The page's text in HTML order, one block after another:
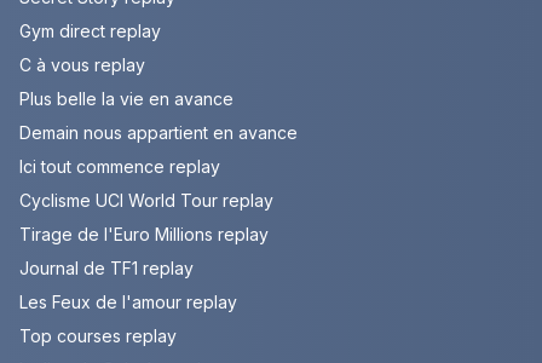
Gym direct replay
C à vous replay
Plus belle la vie en avance
Demain nous appartient en avance
Ici tout commence replay
Cyclisme UCI World Tour replay
Tirage de l'Euro Millions replay
Journal de TF1 replay
Les Feux de l'amour replay
Top courses replay